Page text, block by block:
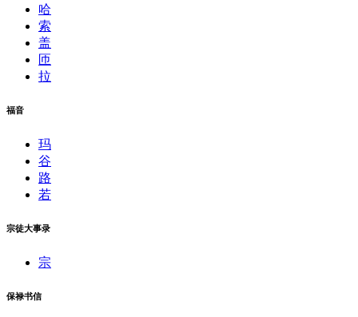
哈
索
盖
匝
拉
福音
玛
谷
路
若
宗徒大事录
宗
保禄书信